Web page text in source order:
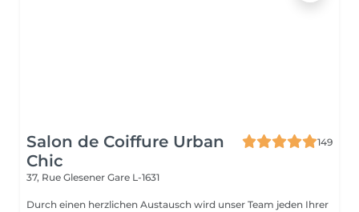
Salon de Coiffure Urban
Chic
149
37, Rue Glesener Gare L-1631
Durch einen herzlichen Austausch wird unser Team jeden Ihrer